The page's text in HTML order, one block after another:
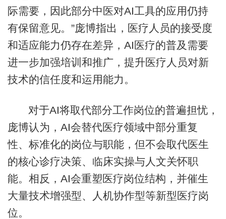
际需要，因此部分中医对AI工具的应用仍持
有保留意见。”庞博指出，医疗人员的接受度
和适应能力仍存在差异，AI医疗的普及需要
进一步加强培训和推广，提升医疗人员对新
技术的信任度和运用能力。
对于AI将取代部分工作岗位的普遍担忧，
庞博认为，AI会替代医疗领域中部分重复
性、标准化的岗位与职能，但不会取代医生
的核心诊疗决策、临床实操与人文关怀职
能。相反，AI会重塑医疗岗位结构，并催生
大量技术增强型、人机协作型等新型医疗岗
位。